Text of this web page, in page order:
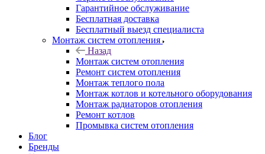
Гарантийное обслуживание
Бесплатная доставка
Бесплатный выезд специалиста
Монтаж систем отопления
Назад
Монтаж систем отопления
Ремонт систем отопления
Монтаж теплого пола
Монтаж котлов и котельного оборудования
Монтаж радиаторов отопления
Ремонт котлов
Промывка систем отопления
Блог
Бренды